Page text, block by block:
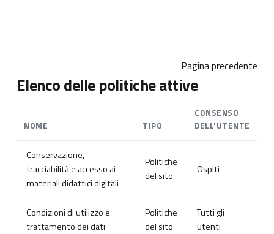
Pagina precedente
Elenco delle politiche attive
NOME TIPO
CONSENSO
DELL'UTENTE
Conservazione,
tracciabilità e accesso ai
materiali didattici digitali
Politiche
del sito
Ospiti
Condizioni di utilizzo e
trattamento dei dati
Politiche
del sito
Tutti gli
utenti